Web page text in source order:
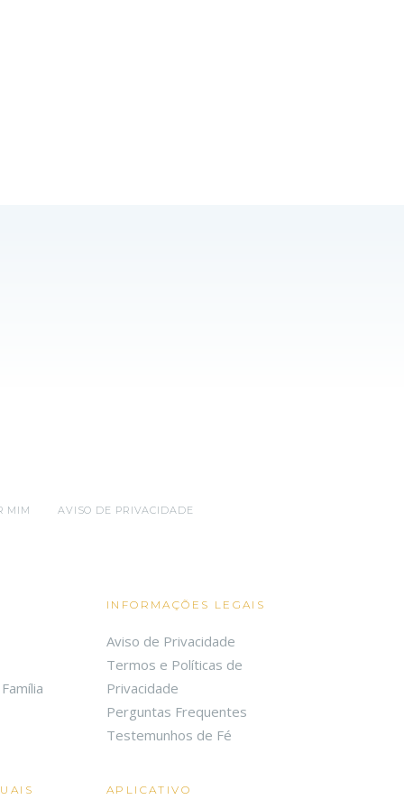
MIM AVISO DE PRIVACIDADE
INFORMAÇÕES LEGAIS
Aviso de Privacidade
Termos e Políticas de
Privacidade
Perguntas Frequentes
Testemunhos de Fé
APLICATIVO